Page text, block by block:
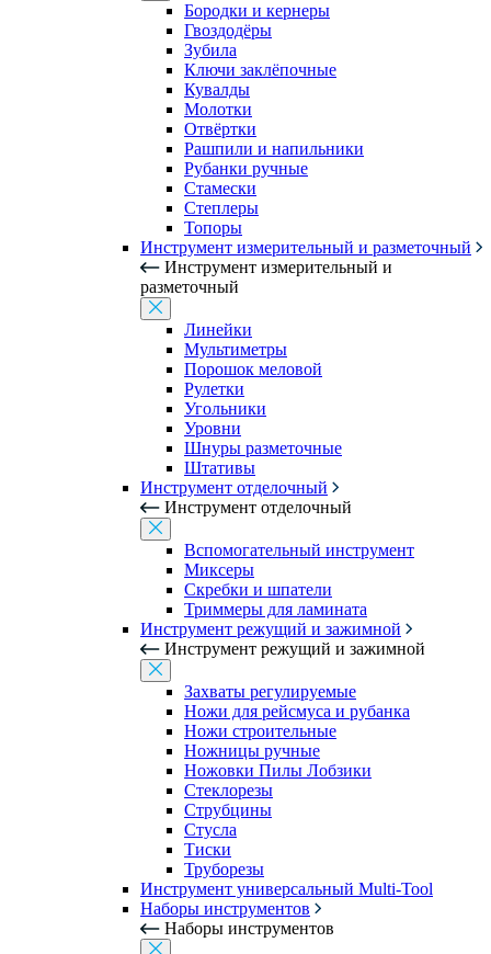
Бородки и кернеры
Гвоздодёры
Зубила
Ключи заклёпочные
Кувалды
Молотки
Отвёртки
Рашпили и напильники
Рубанки ручные
Стамески
Степлеры
Топоры
Инструмент измерительный и разметочный
Инструмент измерительный и
разметочный
Линейки
Мультиметры
Порошок меловой
Рулетки
Угольники
Уровни
Шнуры разметочные
Штативы
Инструмент отделочный
Инструмент отделочный
Вспомогательный инструмент
Миксеры
Скребки и шпатели
Триммеры для ламината
Инструмент режущий и зажимной
Инструмент режущий и зажимной
Захваты регулируемые
Ножи для рейсмуса и рубанка
Ножи строительные
Ножницы ручные
Ножовки Пилы Лобзики
Стеклорезы
Струбцины
Стусла
Тиски
Труборезы
Инструмент универсальный Multi-Tool
Наборы инструментов
Наборы инструментов